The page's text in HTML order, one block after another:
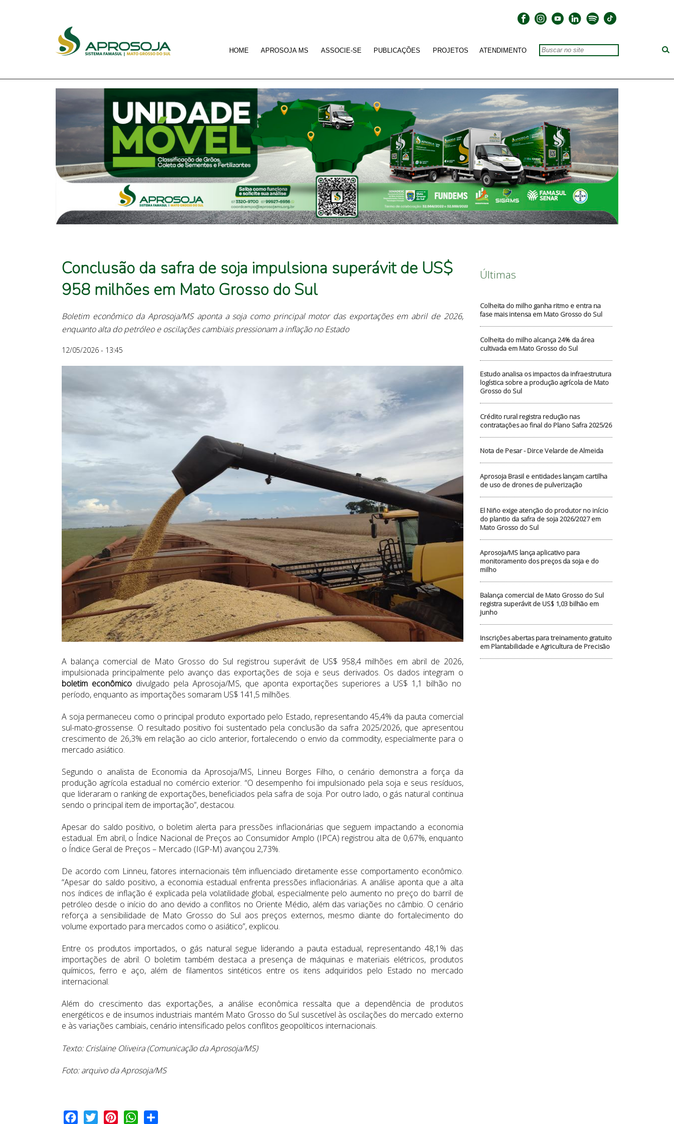
HOME APROSOJA MS ASSOCIE-SE PUBLICAÇÕES PROJETOS ATENDIMENTO
Últimas
Colheita do milho ganha ritmo e entra na
fase mais intensa em Mato Grosso do Sul
Colheita do milho alcança 24% da área
cultivada em Mato Grosso do Sul
Estudo analisa os impactos da infraestrutura
logística sobre a produção agrícola de Mato
Grosso do Sul
Crédito rural registra redução nas
contratações ao final do Plano Safra 2025/26
Nota de Pesar - Dirce Velarde de Almeida
Aprosoja Brasil e entidades lançam cartilha
de uso de drones de pulverização
El Niño exige atenção do produtor no início
do plantio da safra de soja 2026/2027 em
Mato Grosso do Sul
Aprosoja/MS lança aplicativo para
monitoramento dos preços da soja e do
milho
Balança comercial de Mato Grosso do Sul
registra superávit de US$ 1,03 bilhão em
junho
Inscrições abertas para treinamento gratuito
em Plantabilidade e Agricultura de Precisão
Conclusão da safra de soja impulsiona superávit de US$
958 milhões em Mato Grosso do Sul
Boletim econômico da Aprosoja/MS aponta a soja como principal motor das exportações em abril de 2026,
enquanto alta do petróleo e oscilações cambiais pressionam a inflação no Estado
12/05/2026 - 13:45
A balança comercial de Mato Grosso do Sul registrou superávit de US$ 958,4 milhões em abril de 2026,
impulsionada principalmente pelo avanço das exportações de soja e seus derivados. Os dados integram o
boletim econômico divulgado pela Aprosoja/MS, que aponta exportações superiores a US$ 1,1 bilhão no
período, enquanto as importações somaram US$ 141,5 milhões.
A soja permaneceu como o principal produto exportado pelo Estado, representando 45,4% da pauta comercial
sul-mato-grossense. O resultado positivo foi sustentado pela conclusão da safra 2025/2026, que apresentou
crescimento de 26,3% em relação ao ciclo anterior, fortalecendo o envio da commodity, especialmente para o
mercado asiático.
Segundo o analista de Economia da Aprosoja/MS, Linneu Borges Filho, o cenário demonstra a força da
produção agrícola estadual no comércio exterior. “O desempenho foi impulsionado pela soja e seus resíduos,
que lideraram o ranking de exportações, beneficiados pela safra de soja. Por outro lado, o gás natural continua
sendo o principal item de importação”, destacou.
Apesar do saldo positivo, o boletim alerta para pressões inflacionárias que seguem impactando a economia
estadual. Em abril, o Índice Nacional de Preços ao Consumidor Amplo (IPCA) registrou alta de 0,67%, enquanto
o Índice Geral de Preços – Mercado (IGP-M) avançou 2,73%.
De acordo com Linneu, fatores internacionais têm influenciado diretamente esse comportamento econômico.
“Apesar do saldo positivo, a economia estadual enfrenta pressões inflacionárias. A análise aponta que a alta
nos índices de inflação é explicada pela volatilidade global, especialmente pelo aumento no preço do barril de
petróleo desde o início do ano devido a conflitos no Oriente Médio, além das variações no câmbio. O cenário
reforça a sensibilidade de Mato Grosso do Sul aos preços externos, mesmo diante do fortalecimento do
volume exportado para mercados como o asiático”, explicou.
Entre os produtos importados, o gás natural segue liderando a pauta estadual, representando 48,1% das
importações de abril. O boletim também destaca a presença de máquinas e materiais elétricos, produtos
químicos, ferro e aço, além de filamentos sintéticos entre os itens adquiridos pelo Estado no mercado
internacional.
Além do crescimento das exportações, a análise econômica ressalta que a dependência de produtos
energéticos e de insumos industriais mantém Mato Grosso do Sul suscetível às oscilações do mercado externo
e às variações cambiais, cenário intensificado pelos conflitos geopolíticos internacionais.
Texto: Crislaine Oliveira (Comunicação da Aprosoja/MS)
Foto: arquivo da Aprosoja/MS
Facebook
Twitter PinterestWhatsApp